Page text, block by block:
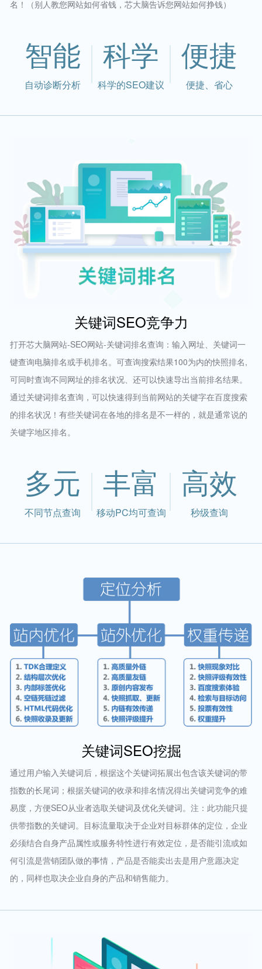
名！（别人教您网站如何省钱，芯大脑告诉您网站如何挣钱）
智能
自动诊断分析
科学
科学的SEO建议
便捷
便捷、省心
关键词SEO竞争力
打开芯大脑网站-SEO网站-关键词排名查询：输入网址、关键词一
键查询电脑排名或手机排名。可查询搜索结果100为内的快照排名,
可同时查询不同网址的排名状况、还可以快速导出当前排名结果。
通过关键词排名查询，可以快速得到当前网站的关键字在百度搜索
的排名状况！有些关键词在各地的排名是不一样的，就是通常说的
关键字地区排名。
多元
不同节点查询
丰富
移动PC均可查询
高效
秒级查询
关键词SEO挖掘
通过用户输入关键词后，根据这个关键词拓展出包含该关键词的带
指数的长尾词；根据关键词的收录和排名情况得出关键词竞争的难
易度，方便SEO从业者选取关键词及优化关键词。注：此功能只提
供带指数的关键词。目标流量取决于企业对目标群体的定位，企业
必须结合自身产品属性或服务特性进行有效定位，是否能引流或如
何引流是营销团队做的事情，产品是否能卖出去是用户意愿决定
的，同样也取决企业自身的产品和销售能力。